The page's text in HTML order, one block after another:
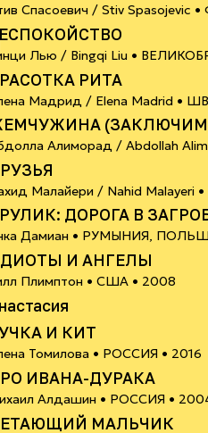
Спасоевич / Stiv Spasojevic •
Лью / Bingqi Liu •
РИТА
Мадрид / Elena Madrid •
Алиморад / Abdollah
Малайери / Nahid Malayeri •
ДОРОГА В
Дамиан • РУМЫНИЯ,
И АНГЕЛЫ
Плимптон • США • 2008
И КИТ
Томилова • РОССИЯ • 2016
ИВАНА-ДУРАКА
Алдашин • РОССИЯ •
МАЛЬЧИК